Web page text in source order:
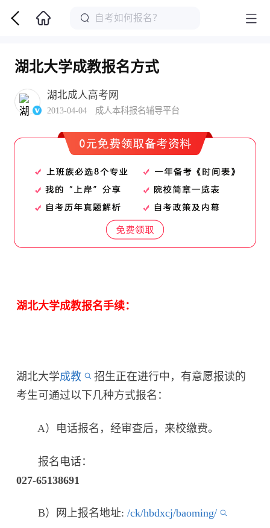
湖北大学成教报名方式
湖北成人高考网
2013-04-04 成人本科报名辅导平台
湖北大学成教报名手续：
湖北大学成教
招生正在进行中，有意愿报读的
考生可通过以下几种方式报名：
A）电话报名，经审查后，来校缴费。
报名电话：
027-65138691
B）网上报名地址:/ck/hbdxcj/baoming/